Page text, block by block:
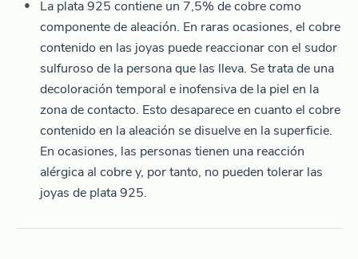
La plata 925 contiene un 7,5% de cobre como
componente de aleación. En raras ocasiones, el cobre
contenido en las joyas puede reaccionar con el sudor
sulfuroso de la persona que las lleva. Se trata de una
decoloración temporal e inofensiva de la piel en la
zona de contacto. Esto desaparece en cuanto el cobre
contenido en la aleación se disuelve en la superficie.
En ocasiones, las personas tienen una reacción
alérgica al cobre y, por tanto, no pueden tolerar las
joyas de plata 925.